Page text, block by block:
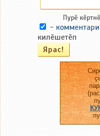
Пурӗ
-
килӗшетӗп